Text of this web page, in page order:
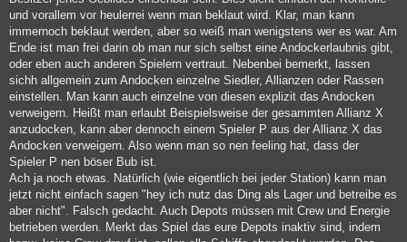
und vorallem vor heulerrei wenn man beklaut wird. Klar, man kann
immernoch beklaut werden, aber so weiß man wenigstens wer es war. Am
Ende ist man frei darin ob man nur sich selbst eine Andockerlaubnis gibt,
oder eben auch anderen Spielern vertraut. Nebenbei bemerkt, lassen
sichh allgemein zum Andocken einzelne Siedler, Allianzen oder Rassen
einstellen. Man kann auch einzelne von diesen explizit das Andocken
verweigern. Heißt man erlaubt Beispielsweise der gesammten Allianz X
anzudocken, kann aber dennoch einem Spieler P aus der Allianz X das
Andocken verweigern. Also wenn man so nen feeling hat, dass der
Spieler P nen böser Bub ist.
Ach ja noch etwas. Natürlich (wie eigentlich bei jeder Station) kann man
jetzt nicht einfach sagen "hey ich nutz das Ding als Lager und betreibe es
aber nicht". Falsch gedacht. Auch Depots müssen mit Crew und Energie
betrieben werden. Merkt das Spiel das eure Depots inaktiv sind, indem